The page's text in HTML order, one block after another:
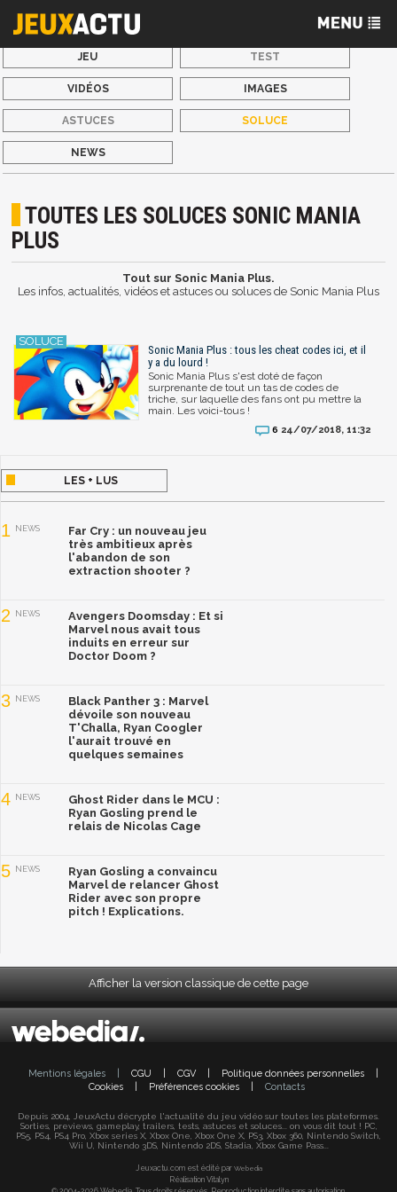
JEU TEST
VIDÉOS IMAGES
ASTUCES SOLUCE
NEWS
TOUTES LES SOLUCES SONIC MANIA
PLUS
Tout sur Sonic Mania Plus.
Les infos, actualités, vidéos et astuces ou soluces de Sonic Mania Plus
Sonic Mania Plus : tous les cheat codes ici, et il
y a du lourd !
Sonic Mania Plus s'est doté de façon
surprenante de tout un tas de codes de
triche, sur laquelle des fans ont pu mettre la
main. Les voici-tous !
6 24/07/2018, 11:32
LES + LUS
1 NEWS
Far Cry : un nouveau jeu
très ambitieux après
l'abandon de son
extraction shooter ?
2 NEWS
Avengers Doomsday : Et si
Marvel nous avait tous
induits en erreur sur
Doctor Doom ?
3 NEWS
Black Panther 3 : Marvel
dévoile son nouveau
T'Challa, Ryan Coogler
l'aurait trouvé en
quelques semaines
4 NEWS
Ghost Rider dans le MCU :
Ryan Gosling prend le
relais de Nicolas Cage
5 NEWS
Ryan Gosling a convaincu
Marvel de relancer Ghost
Rider avec son propre
pitch ! Explications.
Afficher la version classique de cette page
Mentions légales CGU CGV Politique données personnelles
Cookies
Préférences cookies Contacts
Depuis 2004, JeuxActu décrypte l'actualité du jeu vidéo sur toutes les plateformes.
Sorties, previews, gameplay, trailers, tests, astuces et soluces... on vous dit tout ! PC,
PS5, PS4, PS4 Pro, Xbox series X, Xbox One, Xbox One X, PS3, Xbox 360, Nintendo Switch,
Wii U, Nintendo 3DS, Nintendo 2DS, Stadia, Xbox Game Pass...
Jeuxactu.com est édité par Webedia
Réalisation Vitalyn